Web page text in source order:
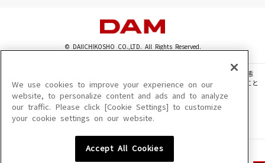
© DAIICHIKOSHO CO.,LTD. All Rights Reserved.
このサイトに掲載されている一切の文章・画像・写真・動画・音声等を、手段や形態
を問わず、著作権法の定める範囲を超えて無断で複製、転載、ファイル化などすること
を禁じます。
楽曲及びコンテンツは、機種によりご利用いただけない場合があります。
楽曲及びコンテンツの配信日、配信内容が変更になる場合があります。
We use cookies to improve your experience on our
website, to personalize content and ads and to analyze
our traffic. Please click [Cookie Settings] to customize
your cookie settings on our website.
Accept All Cookies